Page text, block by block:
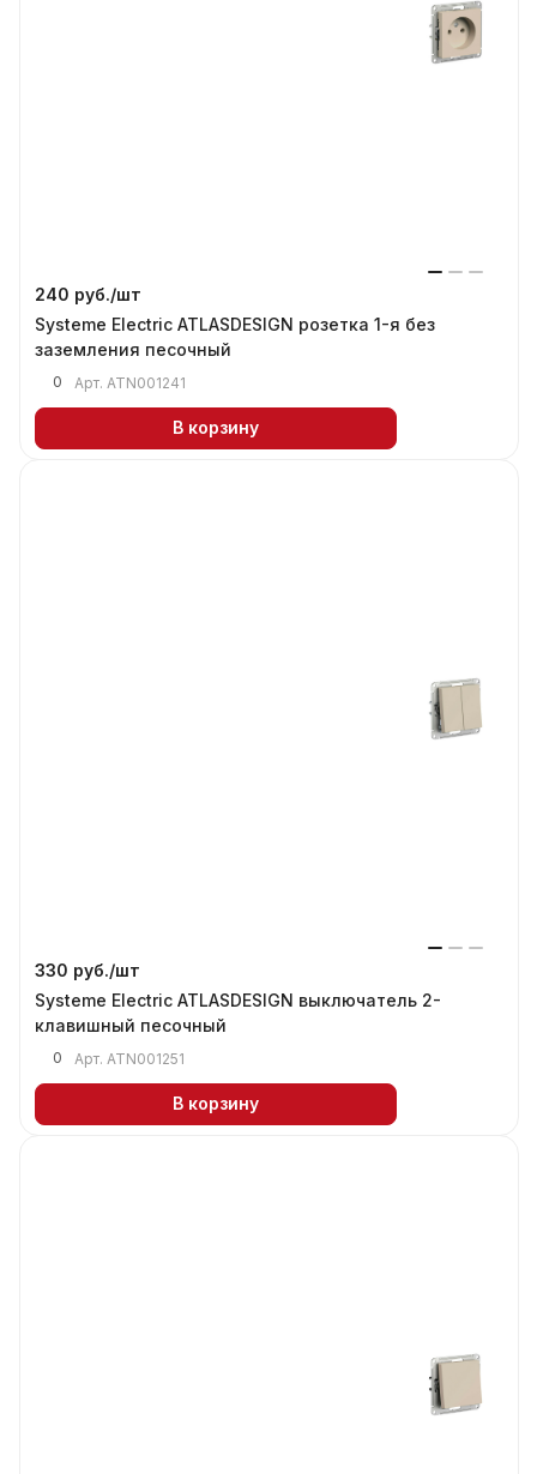
240 руб./шт
Systeme Electric ATLASDESIGN розетка 1-я без
заземления песочный
0 Арт. ATN001241
В корзину
330 руб./шт
Systeme Electric ATLASDESIGN выключатель 2-
клавишный песочный
0 Арт. ATN001251
В корзину